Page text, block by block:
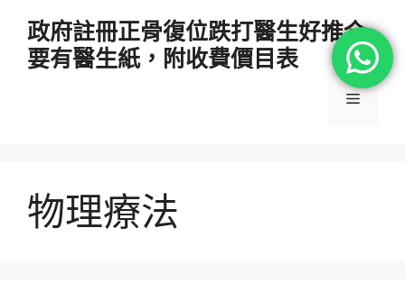
政府註冊正骨復位跌打醫生好推介
要有醫生紙，附收費價目表
選
物理療法